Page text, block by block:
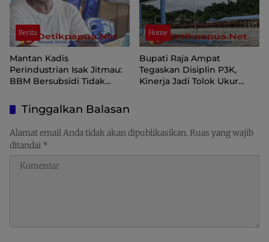
Berita
Mantan Kadis
Perindustrian Isak Jitmau:
BBM Bersubsidi Tidak
Distribusi Perlu Diperkuat
Home
Bupati Raja Ampat
Tegaskan Disiplin P3K,
Kinerja Jadi Tolok Ukur
Tinggalkan Balasan
Alamat email Anda tidak akan dipublikasikan.Ruas yang wajib
ditandai *